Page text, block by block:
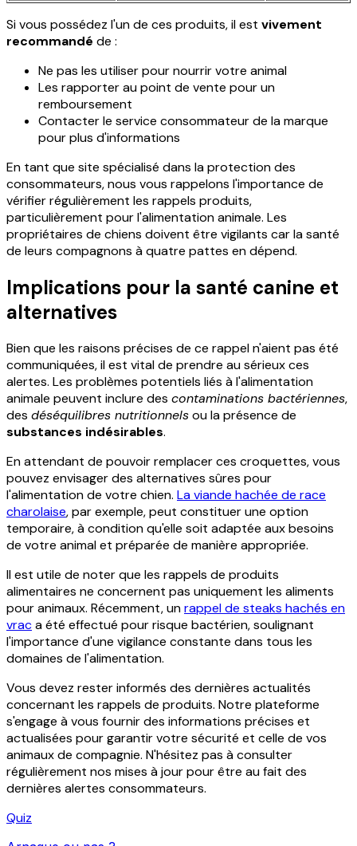
Si vous possédez l'un de ces produits, il est vivement
recommandé de :
Ne pas les utiliser pour nourrir votre animal
Les rapporter au point de vente pour un
remboursement
Contacter le service consommateur de la marque
pour plus d'informations
En tant que site spécialisé dans la protection des
consommateurs, nous vous rappelons l'importance de
vérifier régulièrement les rappels produits,
particulièrement pour l'alimentation animale. Les
propriétaires de chiens doivent être vigilants car la santé
de leurs compagnons à quatre pattes en dépend.
Implications pour la santé canine et
alternatives
Bien que les raisons précises de ce rappel n'aient pas été
communiquées, il est vital de prendre au sérieux ces
alertes. Les problèmes potentiels liés à l'alimentation
animale peuvent inclure des contaminations bactériennes,
des déséquilibres nutritionnelsou la présence de
substances indésirables.
En attendant de pouvoir remplacer ces croquettes, vous
pouvez envisager des alternatives sûres pour
l'alimentation de votre chien. La viande hachée de race
charolaise, par exemple, peut constituer une option
temporaire, à condition qu'elle soit adaptée aux besoins
de votre animal et préparée de manière appropriée.
Il est utile de noter que les rappels de produits
alimentaires ne concernent pas uniquement les aliments
pour animaux. Récemment, unrappel de steaks hachés en
vraca été effectué pour risque bactérien, soulignant
l'importance d'une vigilance constante dans tous les
domaines de l'alimentation.
Vous devez rester informés des dernières actualités
concernant les rappels de produits. Notre plateforme
s'engage à vous fournir des informations précises et
actualisées pour garantir votre sécurité et celle de vos
animaux de compagnie. N'hésitez pas à consulter
régulièrement nos mises à jour pour être au fait des
dernières alertes consommateurs.
Quiz